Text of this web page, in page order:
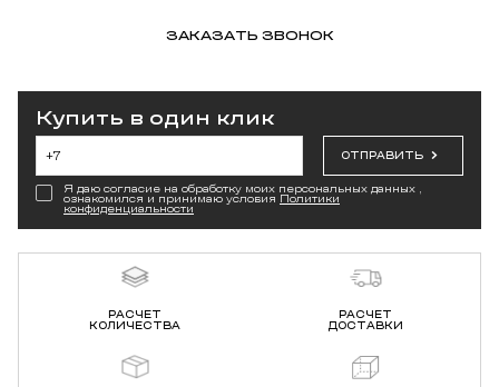
ЗАКАЗАТЬ ЗВОНОК
Купить в один клик
ОТПРАВИТЬ
Я даю согласие на обработку моих персональных данных ,
ознакомился и принимаю условия Политики
конфиденциальности
РАСЧЕТ
КОЛИЧЕСТВА
РАСЧЕТ
ДОСТАВКИ